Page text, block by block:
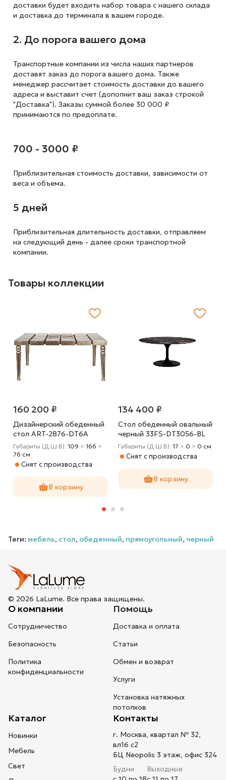
доставки будет входить набор товара с нашего склада
и доставка до терминала в вашем городе.
2. До порога вашего дома
Транспортные компании из числа наших партнеров
доставят заказ до порога вашего дома. Также
менеджер рассчитает стоимость доставки до вашего
адреса и выставит счет (дополнит ваш заказ строкой
"Доставка"). Заказы суммой более 30 000 ₽
принимаются по предоплате.
700 - 3000 ₽
Приблизительная стоимость доставки, зависимости от
веса и объема.
5 дней
Приблизительная длительность доставки, отправляем
на следующий день - далее сроки транспортной
компании.
Товары коллекции
160 200 ₽
Дизайнерский обеденный
стол ART-2876-DT6A
Габариты (Д Ш В): 109 × 166 ×
76 cм
Снят с производства
В корзину
134 400 ₽
Стол обеденный овальный
черный 33FS-DT3056-BL
Габариты (Д Ш В): 17 × 0 × 0 cм
Снят с производства
В корзину
Теги: мебель, стол, обеденный, прямоугольный, черный
© 2026 LaLume. Все права защищены.
О компании
Сотрудничество
Безопасность
Политика
конфиденциальности
Помощь
Доставка и оплата
Статьи
Обмен и возврат
Услуги
Установка натяжных
потолков
Каталог
Новинки
Мебель
Свет
Контакты
г. Москва, квартал № 32,
вл16 с2
БЦ Neopolis 3 этаж, офис 324
Будни
Выходные